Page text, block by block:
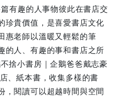
有趣的人事物彼此在書店交
珍貴價值，是喜愛書店文化
惠老師以溫暖又輕鬆的筆
的人、有趣的事和書店之所
捨小書房｜企鵝爸爸戴志豪
、紙本書，收集多樣的書
，閱讀可以超越時間與空間